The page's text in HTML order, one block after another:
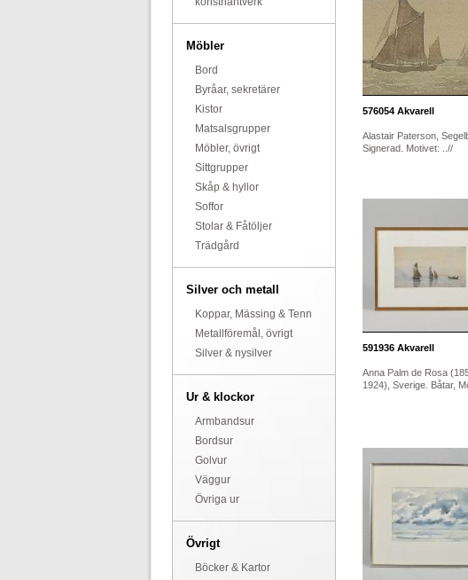
Möbler
Bord
Byråar, sekretärer
Kistor
Matsalsgrupper
Möbler, övrigt
Sittgrupper
Skåp & hyllor
Soffor
Stolar & Fåtöljer
Trädgård
Silver och metall
Koppar, Mässing & Tenn
Metallföremål, övrigt
Silver & nysilver
Ur & klockor
Armbandsur
Bordsur
Golvur
Väggur
Övriga ur
Övrigt
Böcker & Kartor
576054Akvarell
Alastair Paterson,
Signerad. Motivet: ..//
591936Akvarell
Anna Palm de Rosa
1924), Sverige. Båtar,